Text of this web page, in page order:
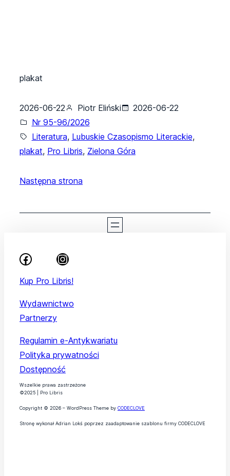
plakat
2026-06-22 Piotr Eliński
2026-06-22
Nr 95-96/2026
Literatura, Lubuskie Czasopismo Literackie,
plakat, Pro Libris, Zielona Góra
Następna strona
Kup Pro Libris!
Wydawnictwo
Partnerzy
Regulamin e-Antykwariatu
Polityka prywatności
Dostępność
Wszelkie prawa zastrzeżone
©2025 | Pro Libris
Copyright © 2026 – WordPress Theme by CODECLOVE
Stronę wykonał Adrian Lokś poprzez zaadaptowanie szablonu firmy CODECLOVE